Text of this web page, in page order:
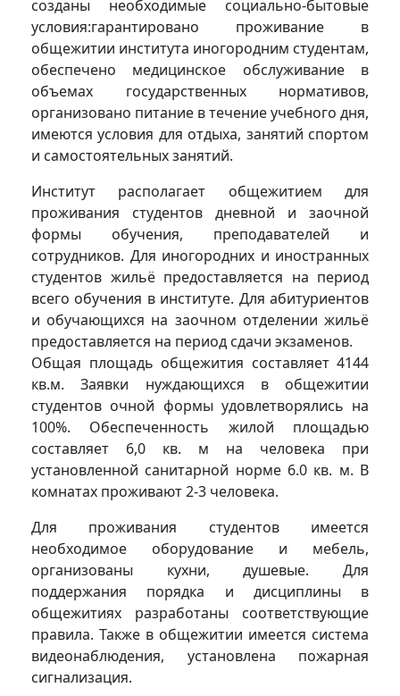
созданы необходимые социально-бытовые
условия:гарантировано проживание в
общежитии института иногородним студентам,
обеспечено медицинское обслуживание в
объемах государственных нормативов,
организовано питание в течение учебного дня,
имеются условия для отдыха, занятий спортом
и самостоятельных занятий.
Институт располагает общежитием для
проживания студентов дневной и заочной
формы обучения, преподавателей и
сотрудников. Для иногородних и иностранных
студентов жильё предоставляется на период
всего обучения в институте. Для абитуриентов
и обучающихся на заочном отделении жильё
предоставляется на период сдачи экзаменов.
Общая площадь общежития составляет 4144
кв.м. Заявки нуждающихся в общежитии
студентов очной формы удовлетворялись на
100%. Обеспеченность жилой площадью
составляет 6,0 кв. м на человека при
установленной санитарной норме 6.0 кв. м. В
комнатах проживают 2-3 человека.
Для проживания студентов имеется
необходимое оборудование и мебель,
организованы кухни, душевые. Для
поддержания порядка и дисциплины в
общежитиях разработаны соответствующие
правила. Также в общежитии имеется система
видеонаблюдения, установлена пожарная
сигнализация.